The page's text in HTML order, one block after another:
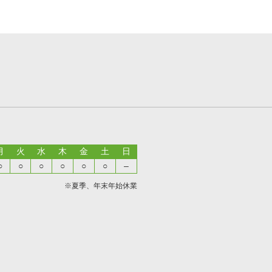
火 水 木 金 土
日
○ ○ ○ ○ ○ –
※夏季、年末年始休業